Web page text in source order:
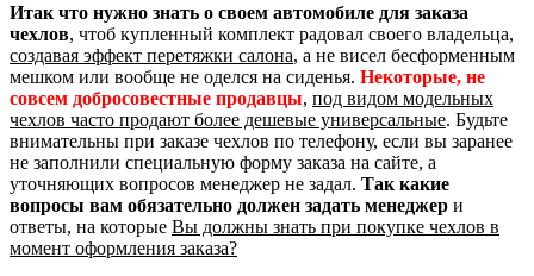
Итак что нужно знать о своем автомобиле для заказа
чехлов, чтоб купленный комплект радовал своего владельца,
создавая эффект перетяжки салона, а не висел бесформенным
мешком или вообще не оделся на сиденья. Некоторые, не
совсем добросовестные продавцы, под видом модельных
чехлов часто продают более дешевые универсальные. Будьте
внимательны при заказе чехлов по телефону, если вы заранее
не заполнили специальную форму заказа на сайте, а
уточняющих вопросов менеджер не задал. Так какие
вопросы вам обязательно должен задать менеджер и
ответы, на которые Вы должны знать при покупке чехлов в
момент оформления заказа?